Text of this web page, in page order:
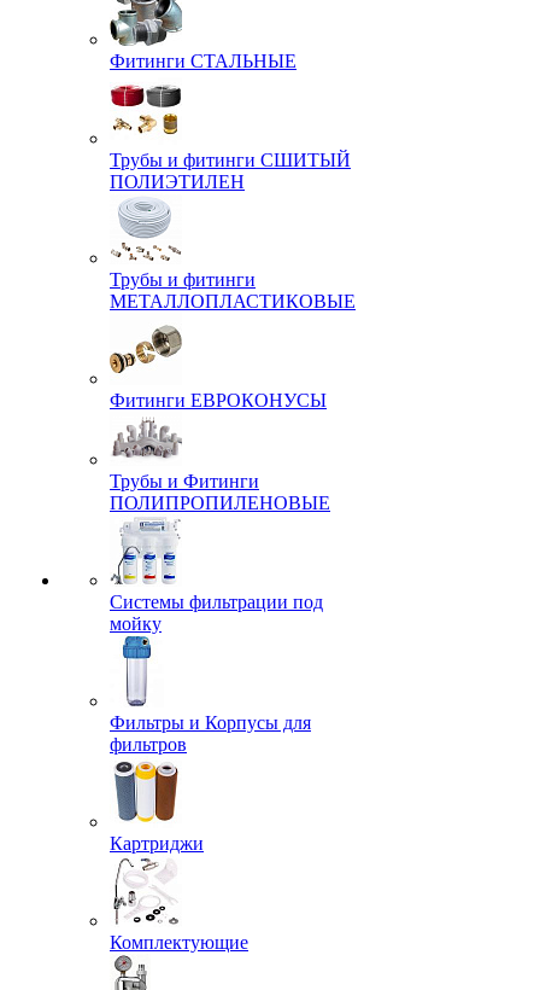
Фитинги СТАЛЬНЫЕ
Трубы и фитинги СШИТЫЙ
ПОЛИЭТИЛЕН
Трубы и фитинги
МЕТАЛЛОПЛАСТИКОВЫЕ
Фитинги ЕВРОКОНУСЫ
Трубы и Фитинги
ПОЛИПРОПИЛЕНОВЫЕ
Системы фильтрации под
мойку
Фильтры и Корпусы для
фильтров
Картриджи
Комплектующие